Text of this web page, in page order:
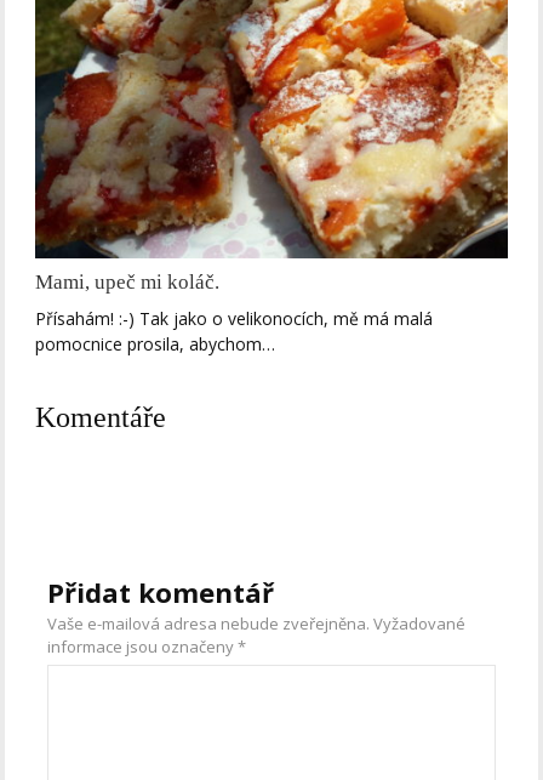
Mami, upeč mi koláč.
Přísahám! :-) Tak jako o velikonocích, mě má malá
pomocnice prosila, abychom…
Komentáře
Přidat komentář
Vaše e-mailová adresa nebude zveřejněna. Vyžadované
informace jsou označeny*